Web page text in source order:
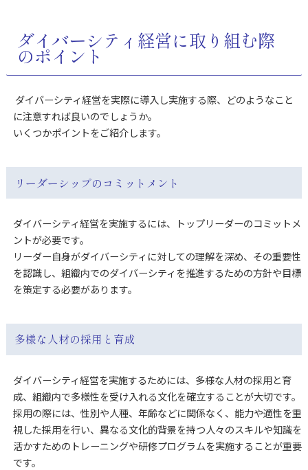
ダイバーシティ経営に取り組む際
のポイント
ダイバーシティ経営を実際に導入し実施する際、どのようなこと
に注意すれば良いのでしょうか。
いくつかポイントをご紹介します。
リーダーシップのコミットメント
ダイバーシティ経営を実施するには、トップリーダーのコミットメ
ントが必要です。
リーダー自身がダイバーシティに対しての理解を深め、その重要性
を認識し、組織内でのダイバーシティを推進するための方針や目標
を策定する必要があります。
多様な人材の採用と育成
ダイバーシティ経営を実施するためには、多様な人材の採用と育
成、組織内で多様性を受け入れる文化を確立することが大切です。
採用の際には、性別や人種、年齢などに関係なく、能力や適性を重
視した採用を行い、異なる文化的背景を持つ人々のスキルや知識を
活かすためのトレーニングや研修プログラムを実施することが重要
です。